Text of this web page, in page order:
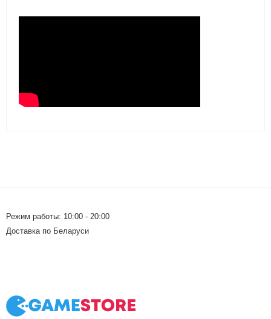
Режим работы: 10:00 - 20:00
Доставка по Беларуси